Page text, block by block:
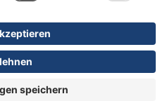
Mittelpunkt -
in der DR.